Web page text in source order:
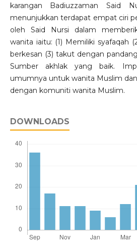
karangan Badiuzzaman Said
menunjukkan terdapat empat ciri
oleh Said Nursi dalam
wanita iaitu: (1) Memiliki syafaqah
berkesan (3) takut dengan
Sumber akhlak yang baik.
umumnya untuk wanita Muslim
dengan komuniti wanita Muslim.
DOWNLOADS